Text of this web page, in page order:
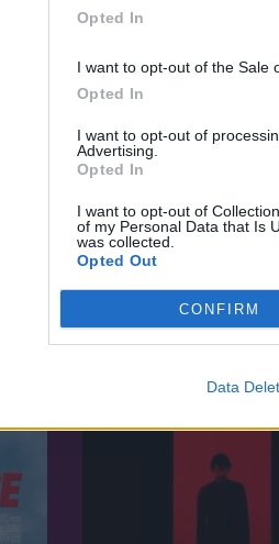
Opted In
I want to opt-out of the Sale
Opted In
I want to opt-out of
Advertising.
Opted In
I want to opt-out of
of my Personal Data that Is
was collected.
Opted Out
CONFIRM
Data
2023